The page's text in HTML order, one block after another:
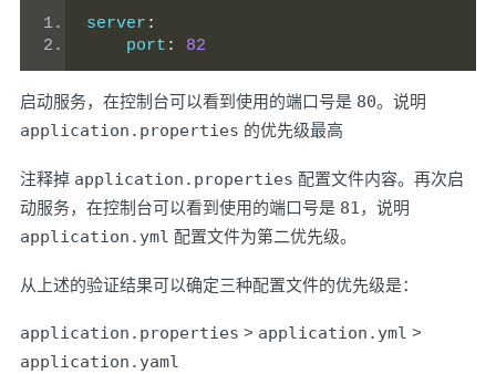
server :
    port
: 82
启动服务，在控制台可以看到使用的端口号是 80。说明
application.properties 的优先级最高
注释掉 application.properties 配置文件内容。再次启
动服务，在控制台可以看到使用的端口号是 81，说明
application.yml 配置文件为第二优先级。
从上述的验证结果可以确定三种配置文件的优先级是：
application.properties > application.yml >
application.yaml